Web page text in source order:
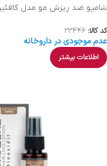
شامپو ضد ریزش مو مدل کافئین و
کد کالا: 23446
عدم موجودی در داروخانه
اطلاعات بیشتر